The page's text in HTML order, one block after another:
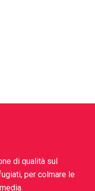
di qualità sul
per colmare le